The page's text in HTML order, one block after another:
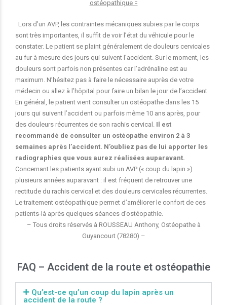
ostéopathique =
Lors d’un AVP, les contraintes mécaniques subies par le corps
sont très importantes, il suffit de voir l’état du véhicule pour le
constater. Le patient se plaint généralement de douleurs cervicales
au fur à mesure des jours qui suivent l’accident. Sur le moment, les
douleurs sont parfois non présentes car l’adrénaline est au
maximum. N’hésitez pas à faire le nécessaire auprès de votre
médecin ou allez à l’hôpital pour faire un bilan le jour de l’accident.
En général, le patient vient consulter un ostéopathe dans les 15
jours qui suivent l’accident ou parfois même 10 ans après, pour
des douleurs récurrentes de son rachis cervical. Il est
recommandé de consulter un ostéopathe environ 2 à 3
semaines après l’accident. N’oubliez pas de lui apporter les
radiographies que vous aurez réalisées auparavant.
Concernant les patients ayant subi un AVP (« coup du lapin »)
plusieurs années auparavant : il est fréquent de retrouver une
rectitude du rachis cervical et des douleurs cervicales récurrentes.
Le traitement ostéopathique permet d’améliorer le confort de ces
patients-là après quelques séances d’ostéopathie.
– Tous droits réservés à ROUSSEAU Anthony, Ostéopathe à
Guyancourt (78280) –
FAQ – Accident de la route et ostéopathie
Qu’est-ce qu’un coup du lapin après un
accident de la route ?